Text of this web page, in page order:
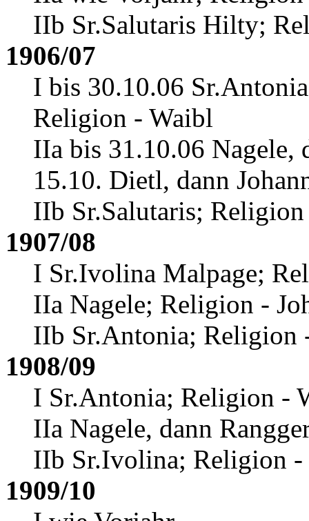
IIb Sr.Salutaris Hilty;
1906/07
I bis 30.10.06
Religion - Waibl
IIa bis 31.10.06
15.10. Dietl, dann
IIb Sr.Salutaris;
1907/08
I Sr.Ivolina Malpage;
IIa Nagele; Religion -
IIb Sr.Antonia; Religion
1908/09
I Sr.Antonia; Religion -
IIa Nagele, dann
IIb Sr.Ivolina; Religion -
1909/10